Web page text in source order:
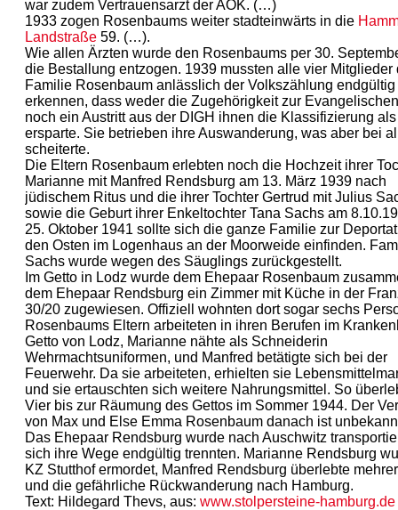
war zudem Vertrauensarzt der AOK. (…)
1933 zogen Rosenbaums weiter stadteinwärts in die
Landstraße 59. (…).
Wie allen Ärzten wurde den Rosenbaums per 30.
die Bestallung entzogen. 1939 mussten alle vier Mitglieder
Familie Rosenbaum anlässlich der Volkszählung endgültig
erkennen, dass weder die Zugehörigkeit zur
noch ein Austritt aus der DIGH ihnen die Klassifizierung
ersparte. Sie betrieben ihre Auswanderung, was aber bei
scheiterte.
Die Eltern Rosenbaum erlebten noch die Hochzeit ihrer
Marianne mit Manfred Rendsburg am 13. März 1939 nach
jüdischem Ritus und die ihrer Tochter Gertrud mit Julius
sowie die Geburt ihrer Enkeltochter Tana Sachs am
25. Oktober 1941 sollte sich die ganze Familie zur
den Osten im Logenhaus an der Moorweide einfinden.
Sachs wurde wegen des Säuglings zurückgestellt.
Im Getto in Lodz wurde dem Ehepaar Rosenbaum
dem Ehepaar Rendsburg ein Zimmer mit Küche in der
30/20 zugewiesen. Offiziell wohnten dort sogar sechs
Rosenbaums Eltern arbeiteten in ihren Berufen im
Getto von Lodz, Marianne nähte als Schneiderin
Wehrmachtsuniformen, und Manfred betätigte sich bei der
Feuerwehr. Da sie arbeiteten, erhielten sie
und sie ertauschten sich weitere Nahrungsmittel. So
Vier bis zur Räumung des Gettos im Sommer 1944. Der
von Max und Else Emma Rosenbaum danach ist
Das Ehepaar Rendsburg wurde nach Auschwitz
sich ihre Wege endgültig trennten. Marianne Rendsburg
KZ Stutthof ermordet, Manfred Rendsburg überlebte
und die gefährliche Rückwanderung nach Hamburg.
Text: Hildegard Thevs, aus: www.stolpersteine-hamburg.de